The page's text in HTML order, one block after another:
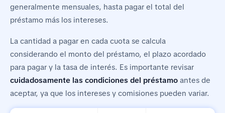
generalmente mensuales, hasta pagar el total del
préstamo más los intereses.
La cantidad a pagar en cada cuota se calcula
considerando el monto del préstamo, el plazo acordado
para pagar y la tasa de interés. Es importante revisar
cuidadosamente las condiciones del préstamo antes de
aceptar, ya que los intereses y comisiones pueden variar.